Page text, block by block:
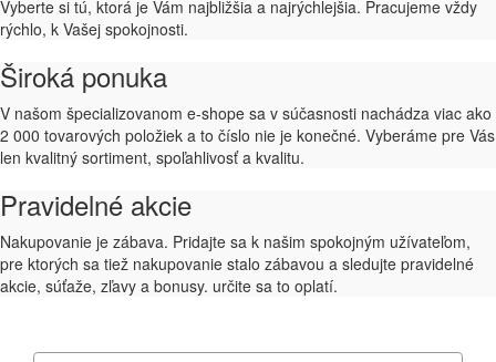
Vyberte si tú, ktorá je Vám najbližšia a najrýchlejšia. Pracujeme vždy
rýchlo, k Vašej spokojnosti.
Široká ponuka
V našom špecializovanom e-shope sa v súčasnosti nachádza viac ako
2 000 tovarových položiek a to číslo nie je konečné. Vyberáme pre Vás
len kvalitný sortiment, spoľahlivosť a kvalitu.
Pravidelné akcie
Nakupovanie je zábava. Pridajte sa k našim spokojným užívateľom,
pre ktorých sa tiež nakupovanie stalo zábavou a sledujte pravidelné
akcie, súťaže, zľavy a bonusy. určite sa to oplatí.